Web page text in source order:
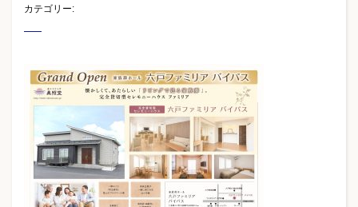
カテゴリー: